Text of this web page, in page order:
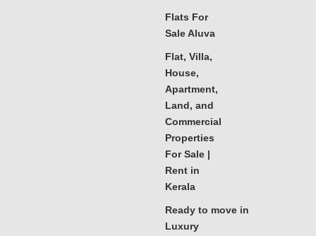
Flats For
Sale Aluva
Flat, Villa,
House,
Apartment,
Land, and
Commercial
Properties
For Sale |
Rent in
Kerala
Ready to move in
Luxury